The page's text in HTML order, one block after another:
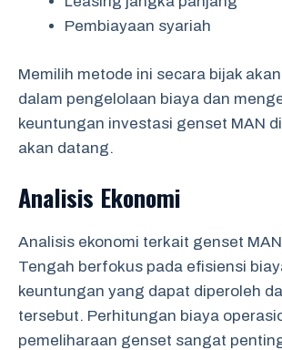
Pembiayaan syariah
Memilih metode ini secara bijak
dalam pengelolaan biaya dan
keuntungan investasi genset MAN
akan datang.
Analisis Ekonomi
Analisis ekonomi terkait genset
Tengah berfokus pada efisiensi
keuntungan yang dapat diperoleh
tersebut. Perhitungan biaya
pemeliharaan genset sangat